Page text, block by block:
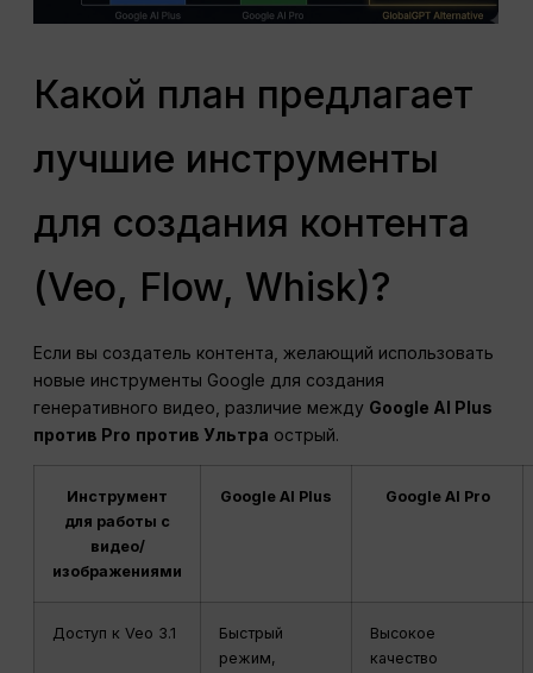
Какой план предлагает
лучшие инструменты
для создания контента
(Veo, Flow, Whisk)?
Если вы создатель контента, желающий использовать
новые инструменты Google для создания
генеративного видео, различие между Google AI Plus
против Pro против Ультра острый.
Инструмент
для работы с
видео/
изображениями
Google AI Plus Google AI Pro
Доступ к Veo 3.1
Быстрый
режим,
Высокое
качество